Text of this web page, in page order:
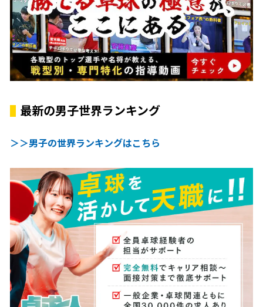
最新の男子世界ランキング
＞＞男子の世界ランキングはこちら